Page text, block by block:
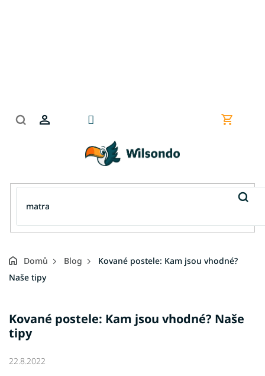
Nákupní
Domů Blog
Kované postele: Kam jsou vhodné?
Naše tipy
Kované postele: Kam jsou vhodné? Naše
tipy
22.8.2022